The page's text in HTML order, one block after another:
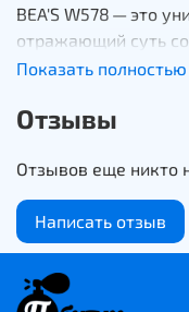
BEA'S W578 — это
отражающий суть
легкий, воздушный
Верхние ноты
экзотических нот
аромата звучит
виноградной
мягкий мускус и
Показать полностью
Отзывы
Отзывов еще никто
Написать отзыв